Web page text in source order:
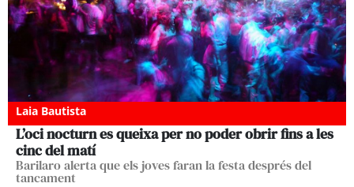
Laia Bautista
L’oci nocturn es queixa per no poder obrir fins a les
cinc del matí
Barilaro alerta que els joves faran la festa després del
tancament